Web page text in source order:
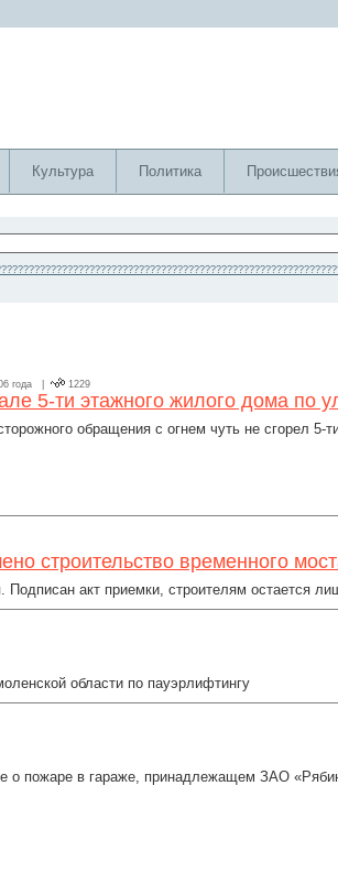
Культура Политика
года | 1229
5-ти этажного жилого дома по
обращения с огнем чуть не сгорел 5-
строительство временного
акт приемки, строителям остается
области по пауэрлифтингу
о пожаре в гараже, принадлежащем ЗАО